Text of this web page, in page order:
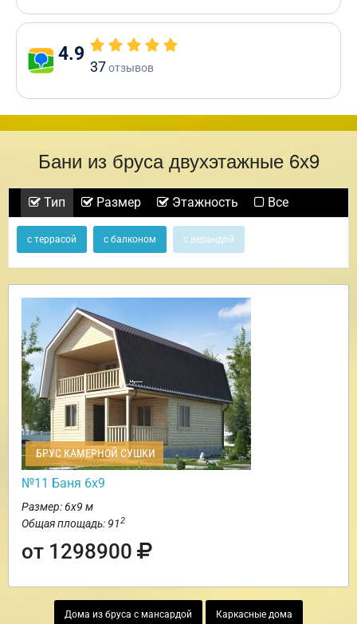
4.9
37отзывов
Бани из бруса двухэтажные 6х9
Тип Размер Этажность Все
с террасой с балконом с верандой
БРУС КАМЕРНОЙ СУШКИ
№11 Баня 6х9
Размер: 6х9 м
Общая площадь: 912
от 1298900
Дома из бруса с мансардой Каркасные дома